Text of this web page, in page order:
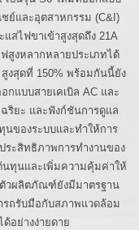
ย์และอุตสาหกรรม (C&I)
สไฟขาเข้าสูงสุดถึง 21A
สูงหลากหลายประเภทได้
งสุดที่ 150% พร้อมกันนี้ยัง
กแบบสายเคเบิล AC และ
ริยะ และฟังก์ชันการดูแล
นของระบบและทำให้การ
ระสิทธิภาพการทำงานของ
นทุนและเพิ่มความคุ้มค่าให้
ตัวผลิตภัณฑ์ยังมีมาตรฐาน
รถรับมือกับสภาพแวดล้อม
อย่างง่ายดาย